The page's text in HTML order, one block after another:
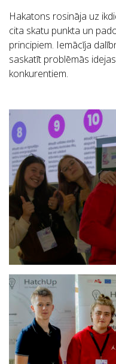
Hakatons rosināja uz
cita skatu punkta un
principiem. Iemācīja
saskatīt problēmās
konkurentiem.